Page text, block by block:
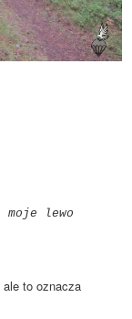
lewo
to oznacza